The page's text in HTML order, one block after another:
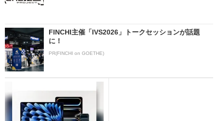
FINCHI主催「IVS2026」トークセッションが話題
に！
PR(FINCHI on GOETHE)